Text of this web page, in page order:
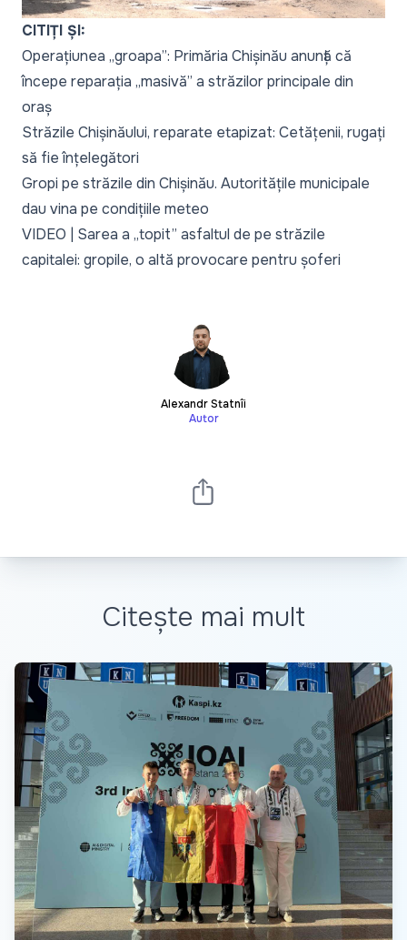
CITIȚI ȘI:
Operațiunea „groapa”: Primăria Chișinău anunță că
începe reparația „masivă” a străzilor principale din
oraș
Străzile Chișinăului, reparate etapizat: Cetățenii, rugați
să fie înțelegători
Gropi pe străzile din Chișinău. Autoritățile municipale
dau vina pe condițiile meteo
VIDEO | Sarea a „topit” asfaltul de pe străzile
capitalei: gropile, o altă provocare pentru șoferi
Alexandr Statnîi
Autor
Citește mai mult